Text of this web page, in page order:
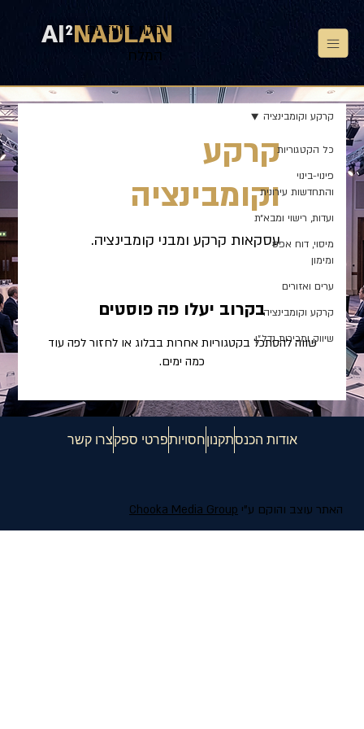
AI²NADLAN
מלון דיוויד ים
המלח
כל הקטגוריות
פינוי-בינוי
והתחדשות עירונית
ועדות, רישוי ומבא״ת
מיסוי, דוח אפס
ומימון
ערים ואזורים
קרקע וקומבינציה
שיווק ומכירות נדל״ן
קרקע וקומבינציה
קרקע
וקומבינציה
עסקאות קרקע ומבני קומבינציה.
בקרוב יעלו פה פוסטים
שווה להסתכל בקטגוריות אחרות בבלוג או לחזור לפה עוד
כמה ימים.
אודות הכנסתקנוןחסויותפרטי ספקצרו קשר
האתר עוצב והוקם ע"י Chooka Media Group